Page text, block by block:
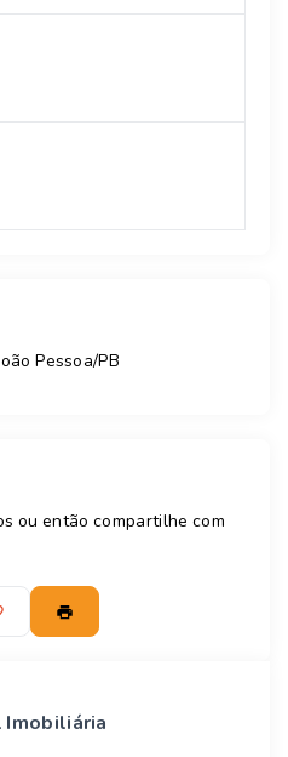
Pessoa/PB
ou então compartilhe com
Imobiliária